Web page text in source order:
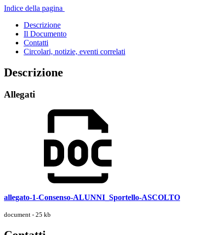
Indice della pagina
Descrizione
Il Documento
Contatti
Circolari, notizie, eventi correlati
Descrizione
Allegati
allegato-1-Consenso-ALUNNI_Sportello-ASCOLTO
document - 25 kb